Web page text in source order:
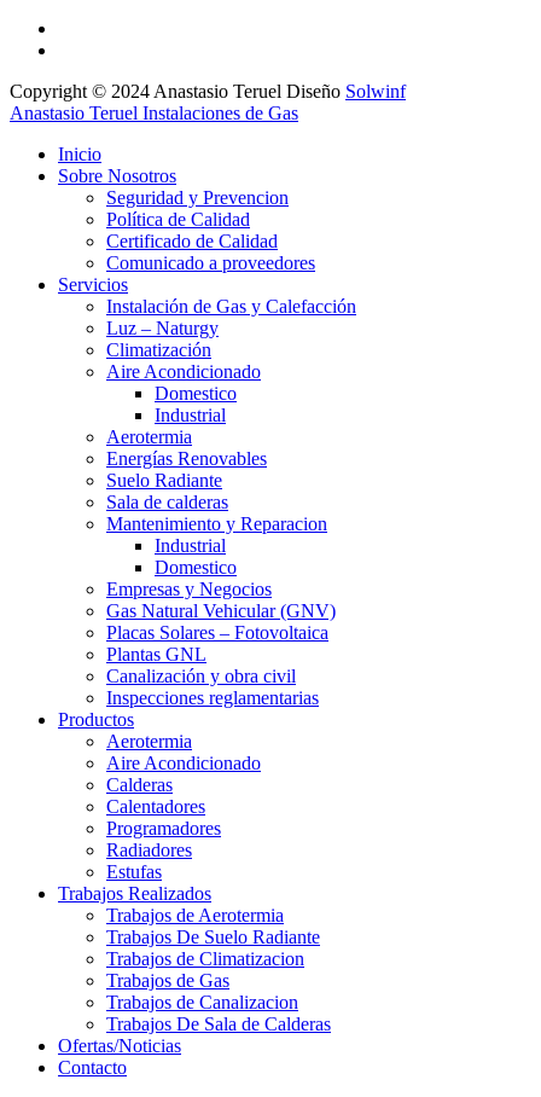
Copyright © 2024 Anastasio Teruel Diseño Solwinf
Anastasio Teruel Instalaciones de Gas
Inicio
Sobre Nosotros
Seguridad y Prevencion
Política de Calidad
Certificado de Calidad
Comunicado a proveedores
Servicios
Instalación de Gas y Calefacción
Luz – Naturgy
Climatización
Aire Acondicionado
Domestico
Industrial
Aerotermia
Energías Renovables
Suelo Radiante
Sala de calderas
Mantenimiento y Reparacion
Industrial
Domestico
Empresas y Negocios
Gas Natural Vehicular (GNV)
Placas Solares – Fotovoltaica
Plantas GNL
Canalización y obra civil
Inspecciones reglamentarias
Productos
Aerotermia
Aire Acondicionado
Calderas
Calentadores
Programadores
Radiadores
Estufas
Trabajos Realizados
Trabajos de Aerotermia
Trabajos De Suelo Radiante
Trabajos de Climatizacion
Trabajos de Gas
Trabajos de Canalizacion
Trabajos De Sala de Calderas
Ofertas/Noticias
Contacto